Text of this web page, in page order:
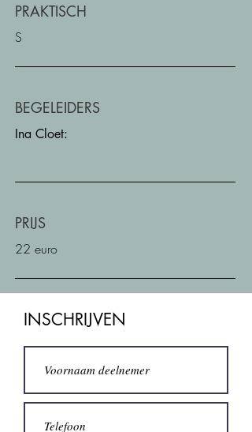
PRAKTISCH
S
BEGELEIDERS
Ina Cloet:
PRIJS
22 euro
INSCHRIJVEN